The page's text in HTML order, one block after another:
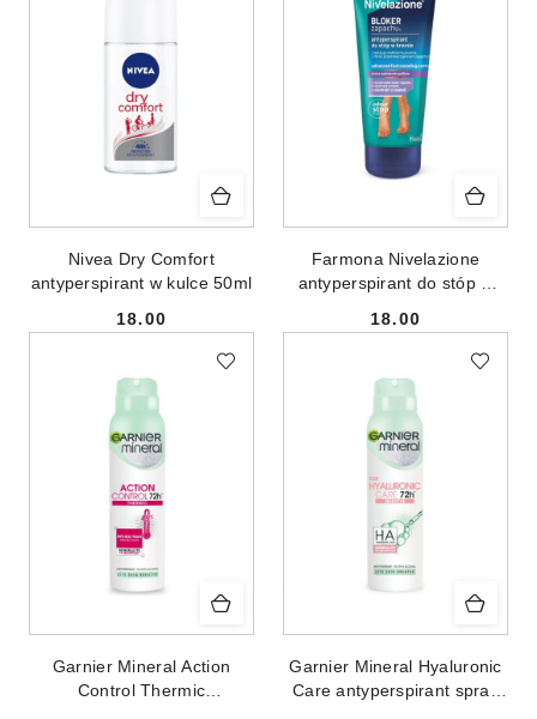
Nivea Dry Comfort
antyperspirant w kulce 50ml
Cena:
18.00
Farmona Nivelazione
antyperspirant do stóp w
Cena:
18.00
Garnier Mineral Action
Control Thermic
Garnier Mineral Hyaluronic
Care antyperspirant spray